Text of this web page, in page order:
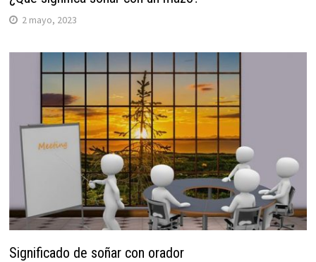
2 mayo, 2023
Significado de soñar con orador